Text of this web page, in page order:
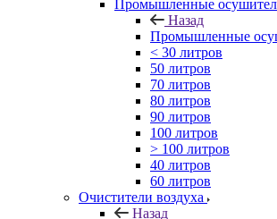
Промышленные
Назад
Промышленные
< 30 литров
50 литров
70 литров
80 литров
90 литров
100 литров
> 100 литров
40 литров
60 литров
Очистители воздуха
Назад